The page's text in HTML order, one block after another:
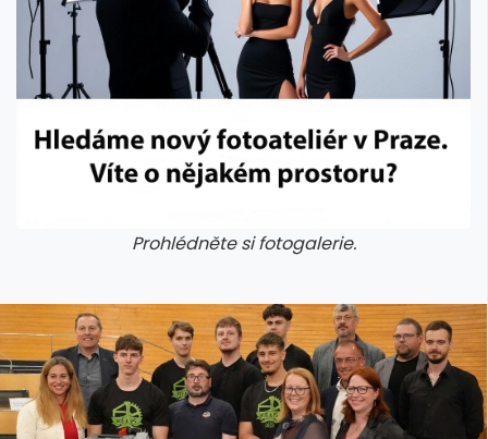
Prohlédněte si fotogalerie.